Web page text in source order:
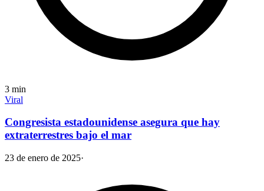
3 min
Viral
Congresista estadounidense asegura que hay
extraterrestres bajo el mar
23 de enero de 2025·